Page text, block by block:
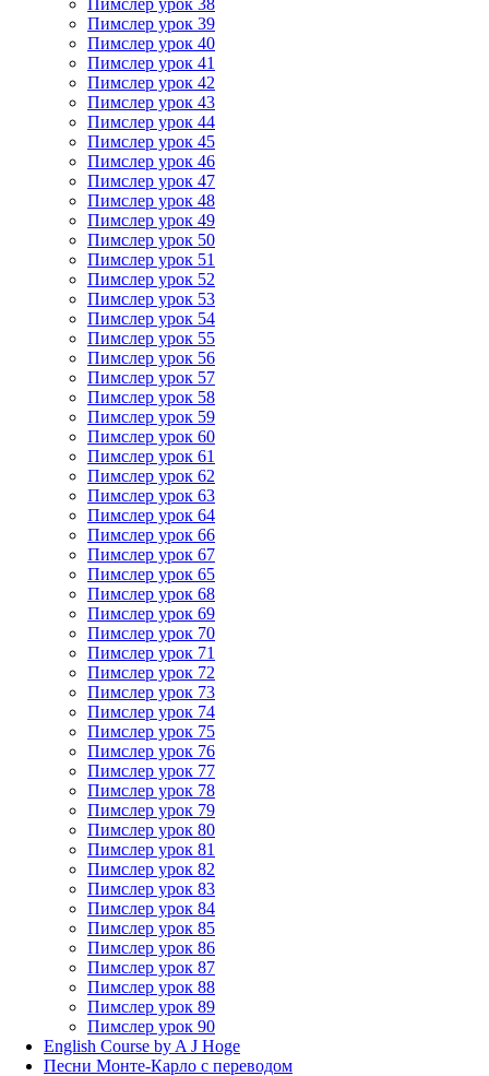
Пимслер урок 38
Пимслер урок 39
Пимслер урок 40
Пимслер урок 41
Пимслер урок 42
Пимслер урок 43
Пимслер урок 44
Пимслер урок 45
Пимслер урок 46
Пимслер урок 47
Пимслер урок 48
Пимслер урок 49
Пимслер урок 50
Пимслер урок 51
Пимслер урок 52
Пимслер урок 53
Пимслер урок 54
Пимслер урок 55
Пимслер урок 56
Пимслер урок 57
Пимслер урок 58
Пимслер урок 59
Пимслер урок 60
Пимслер урок 61
Пимслер урок 62
Пимслер урок 63
Пимслер урок 64
Пимслер урок 66
Пимслер урок 67
Пимслер урок 65
Пимслер урок 68
Пимслер урок 69
Пимслер урок 70
Пимслер урок 71
Пимслер урок 72
Пимслер урок 73
Пимслер урок 74
Пимслер урок 75
Пимслер урок 76
Пимслер урок 77
Пимслер урок 78
Пимслер урок 79
Пимслер урок 80
Пимслер урок 81
Пимслер урок 82
Пимслер урок 83
Пимслер урок 84
Пимслер урок 85
Пимслер урок 86
Пимслер урок 87
Пимслер урок 88
Пимслер урок 89
Пимслер урок 90
English Course by A J Hoge
Песни Монте-Карло с переводом